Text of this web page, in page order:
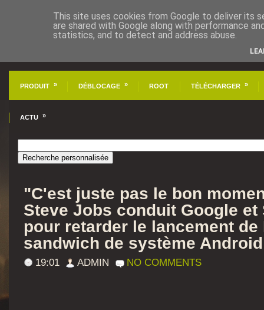
PRODUIT » DÉBLOCAGE » ROOT TÉLÉCHARGER »
ACTU »
"C'est juste pas le bon
Steve Jobs conduit Google et
pour retarder le lancement de
sandwich de système Android
19:01 ADMIN NO COMMENTS
This site uses cookies from Google to deliver its
are shared with Google along with performance
statistics, and to detect and address abuse.